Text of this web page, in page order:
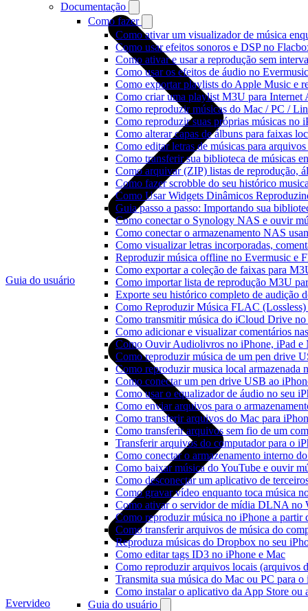
Documentação
Como fazer
Como ativar um visualizador de música
Como usar efeitos sonoros e DSP no
Como ativar e usar a reprodução sem
Como usar os efeitos de áudio no
Como exportar playlists do Apple Music e
Como criar uma playlist M3U para
Como reproduzir músicas do Mac / PC /
Como reproduzir suas próprias músicas no
Como alterar capas de álbuns para faixas
Como editar letras de músicas para
Como transferir sua biblioteca de músicas
Como arquivar (ZIP) listas de reprodução,
Como fazer scrobble do seu histórico
Como Usar Widgets Dinâmicos
Guia passo a passo: Importando sua
Como conectar o Synology NAS e ouvir
Como conectar o armazenamento NAS
Como visualizar letras incorporadas,
Reproduzir música offline no Evermusic e
Como exportar a coleção de faixas para
Como importar lista de reprodução M3U
Exporte seu histórico completo de audição
Como Reproduzir Música FLAC
Como transmitir música do iCloud Drive
Como adicionar e visualizar comentários
Como Ouvir Audiolivros no iPhone, iPad e
Como reproduzir música de um pen drive
Como reproduzir musica local armazenada
Como conectar um pen drive USB ao
Como usar o equalizador de áudio no seu
Como enviar arquivos para o
Como transferir arquivos do Mac para
Como transferir arquivos sem fio de um
Transferir arquivos do computador para o
Como conectar o armazenamento interno
Como baixar música do YouTube e ouvir
Como desconectar um aplicativo de
Como gravar vídeo enquanto toca música
Como ativar o servidor de mídia DLNA no
Como reproduzir música no iPhone a
Como transferir arquivos de música do
Reproduza músicas do Dropbox no seu
Como editar tags ID3 no iPhone e Mac
Como reproduzir arquivos locais (arquivos
Transmita sua música do Mac ou PC para
Como instalar o aplicativo da App Store
Guia do usuário
Guia do usuário
Evervideo